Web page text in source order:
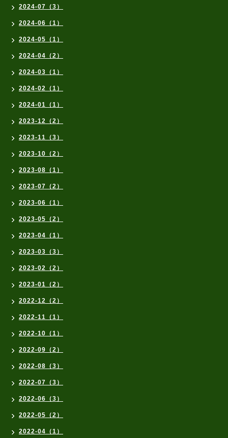
2024-07（3）
2024-06（1）
2024-05（1）
2024-04（2）
2024-03（1）
2024-02（1）
2024-01（1）
2023-12（2）
2023-11（3）
2023-10（2）
2023-08（1）
2023-07（2）
2023-06（1）
2023-05（2）
2023-04（1）
2023-03（3）
2023-02（2）
2023-01（2）
2022-12（2）
2022-11（1）
2022-10（1）
2022-09（2）
2022-08（3）
2022-07（3）
2022-06（3）
2022-05（2）
2022-04（1）